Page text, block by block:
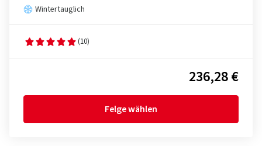
Wintertauglich
(10)
236,28 €
Felge wählen